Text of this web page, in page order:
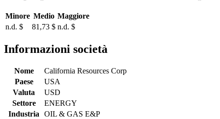
Minore Medio Maggiore
n.d. $
81,73 $ n.d. $
Informazioni società
Nome
California Resources Corp
Paese
USA
Valuta
USD
Settore
ENERGY
Industria OIL & GAS E&P